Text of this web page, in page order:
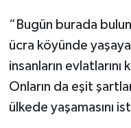
“Bugün burada
ücra köyünde
insanların
Onların da eşit
ülkede yaşamasını